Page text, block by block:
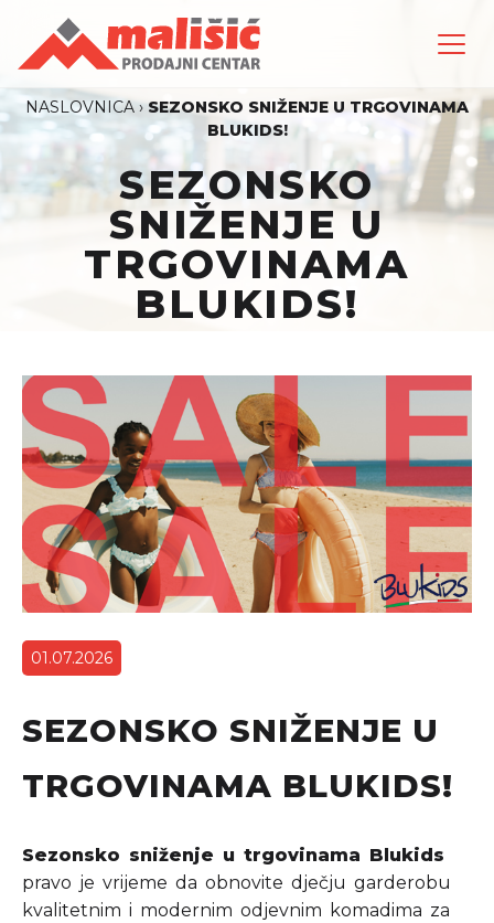
NASLOVNICA›SEZONSKO SNIŽENJE U TRGOVINAMA
BLUKIDS!
SEZONSKO
SNIŽENJE U
TRGOVINAMA
BLUKIDS!
01.07.2026
SEZONSKO SNIŽENJE U
TRGOVINAMA BLUKIDS!
Sezonsko sniženje u trgovinama Blukids
pravo je vrijeme da obnovite dječju garderobu
kvalitetnim i modernim odjevnim komadima za